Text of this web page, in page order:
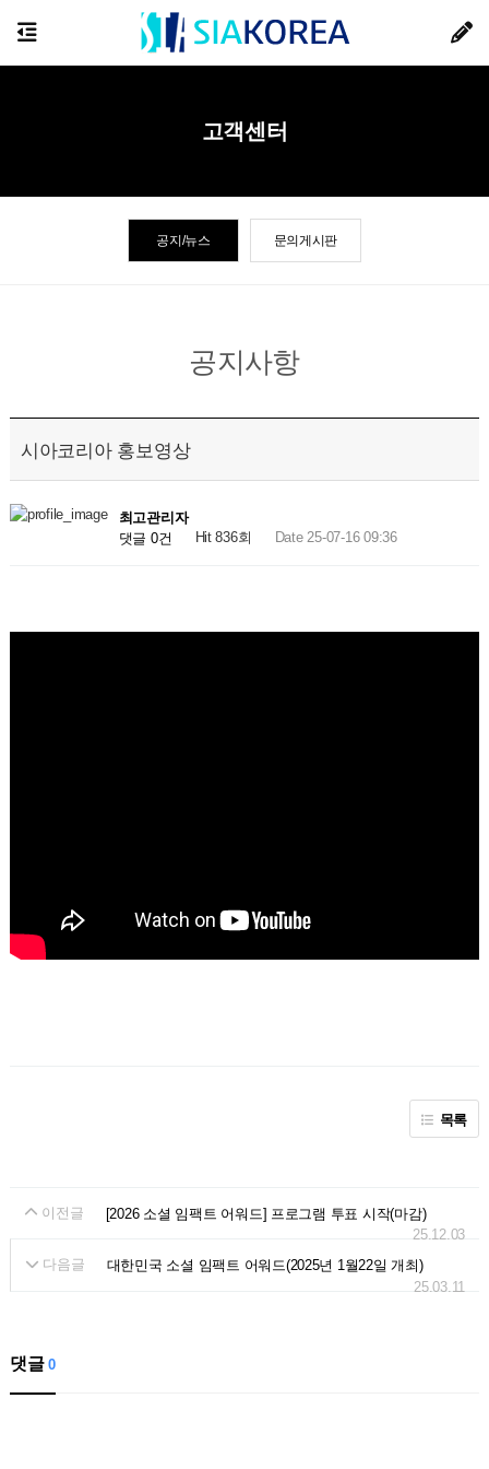
공지/뉴스 문의게시판
고객센터
공지사항
시아코리아 홍보영상
최고관리자
댓글 0건
Hit 836회 Date 25-07-16 09:36
목록
이전글
[2026 소셜 임팩트 어워드] 프로그램 투표 시작(마감)
25.12.03
다음글
대한민국 소셜 임팩트 어워드(2025년 1월22일 개최)
25.03.11
댓글0